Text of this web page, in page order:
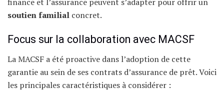
soutien familial concret.
Focus sur la collaboration avec MACSF
La MACSF a été proactive dans l’adoption de cette
garantie au sein de ses contrats d’assurance de prêt. Voici
les principales caractéristiques à considérer :